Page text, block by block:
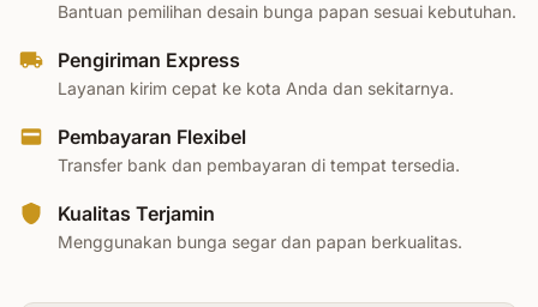
Bantuan pemilihan desain bunga papan sesuai kebutuhan.
Pengiriman Express
Layanan kirim cepat ke kota Anda dan sekitarnya.
Pembayaran Flexibel
Transfer bank dan pembayaran di tempat tersedia.
Kualitas Terjamin
Menggunakan bunga segar dan papan berkualitas.